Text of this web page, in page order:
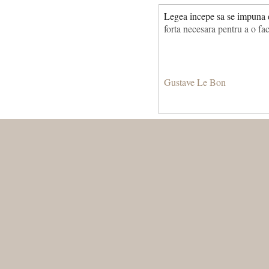
Legea incepe sa se
forta necesara pentru a o
Gustave Le Bon